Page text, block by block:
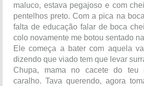
maluco, estava pegajoso e com
pentelhos preto. Com a pica na
falta de educação falar de boca
colo novamente me botou sentado
Ele começa a bater com aquela
dizendo que viado tem que levar
Chupa, mama no cacete do teu
caralho. Tava querendo, agora